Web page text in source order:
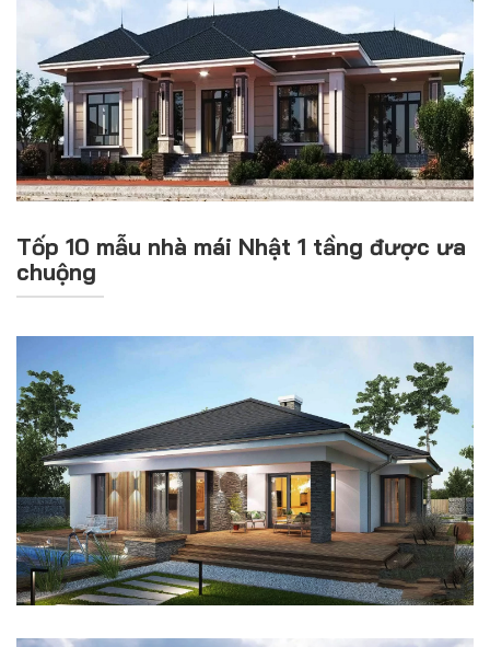
Tốp 10 mẫu nhà mái Nhật 1 tầng được ưa
chuộng